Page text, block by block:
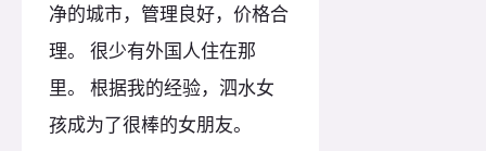
净的城市，管理良好，价格合
理。 很少有外国人住在那
里。 根据我的经验，泗水女
孩成为了很棒的女朋友。